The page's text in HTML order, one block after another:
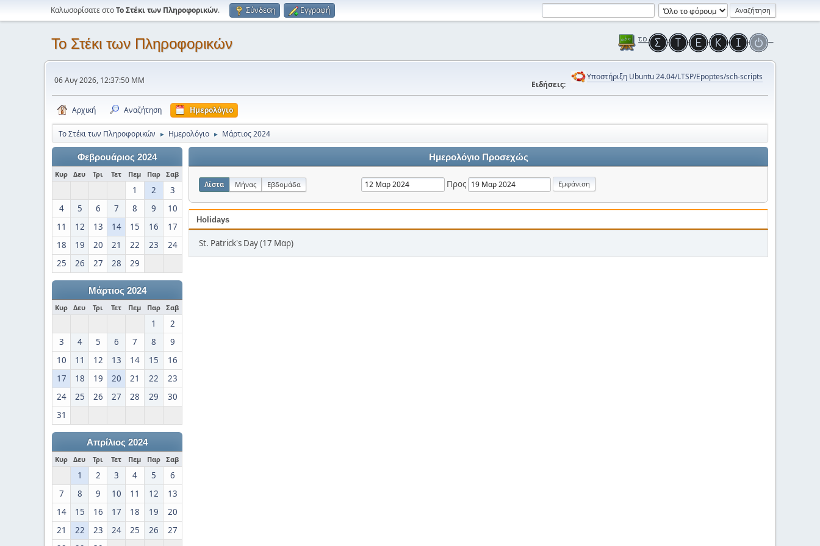
Καλωσορίσατε στοΤο Στέκι των Πληροφορικών. Σύνδεση Εγγραφή
Το Στέκι των Πληροφορικών
06 Αυγ 2026, 12:37:50 ΜΜ Ειδήσεις:
Υποστήριξη Ubuntu 24.04/LTSP/Epoptes/sch-scripts
Αρχική Αναζήτηση Ημερολόγιο
Το Στέκι των Πληροφορικών ► Ημερολόγιο ► Μάρτιος 2024
Φεβρουάριος 2024
Κυρ Δευ Τρι Τετ Πεμ Παρ Σαβ
1 2
3
4
5 6 7 8 9
10
11
12 13 14 15 16
17
18
19 20 21 22 23
24
25
26 27 28 29
Μάρτιος 2024
Κυρ Δευ Τρι Τετ Πεμ Παρ Σαβ
1
2
3
4 5 6 7 8
9
10
11 12 13 14 15
16
17
18 19 20 21 22
23
24
25 26 27 28 29
30
31
Απρίλιος 2024
Κυρ Δευ Τρι Τετ Πεμ Παρ Σαβ
1 2 3 4 5
6
7
8 9 10 11 12
13
14
15 16 17 18 19
20
21
22 23 24 25 26
27
Ημερολόγιο Προσεχώς
Λίστα Μήνας Εβδομάδα Προς
Holidays
St. Patrick's Day (17 Μαρ)